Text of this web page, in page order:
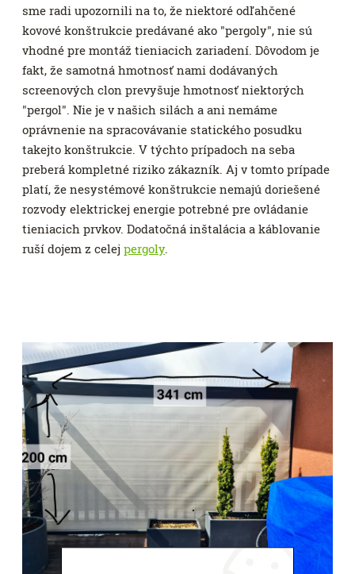
sme radi upozornili na to, že niektoré odľahčené
kovové konštrukcie predávané ako "pergoly", nie sú
vhodné pre montáž tieniacich zariadení. Dôvodom je
fakt, že samotná hmotnosť nami dodávaných
screenových clon prevyšuje hmotnosť niektorých
"pergol". Nie je v našich silách a ani nemáme
oprávnenie na spracovávanie statického posudku
takejto konštrukcie. V týchto prípadoch na seba
preberá kompletné riziko zákazník. Aj v tomto prípade
platí, že nesystémové konštrukcie nemajú doriešené
rozvody elektrickej energie potrebné pre ovládanie
tieniacich prvkov. Dodatočná inštalácia a káblovanie
ruší dojem z celej pergoly.